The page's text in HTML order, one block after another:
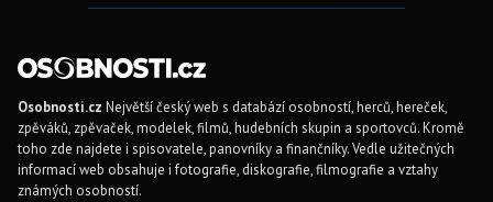
Osobnosti.cz Největší český web s databází osobností, herců, hereček,
zpěváků, zpěvaček, modelek, filmů, hudebních skupin a sportovců. Kromě
toho zde najdete i spisovatele, panovníky a finančníky. Vedle užitečných
informací web obsahuje i fotografie, diskografie, filmografie a vztahy
známých osobností.